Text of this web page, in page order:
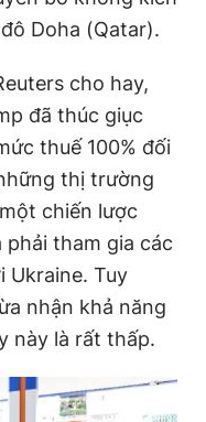
quảng cáo
780 404
soạn Chính sách bảo
cấp ngày 24.3.2020
Niên. Cấm sao
sự chấp thuận bằng văn
Doha (Qatar).
cho hay,
đã thúc giục
thuế 100% đối
thị trường
chiến lược
phải tham gia các
Ukraine. Tuy
nhận khả năng
này là rất thấp.